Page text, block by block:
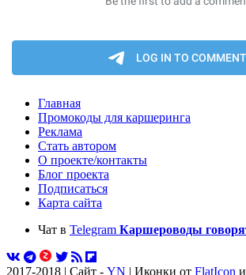
Главная
Промокоды для каршеринга
Реклама
Стать автором
О проекте/контакты
Блог проекта
Подписаться
Карта сайта
Чат в Telegram Каршероводы
2017-2018 | Сайт - YN | Иконки от FlatIcon и